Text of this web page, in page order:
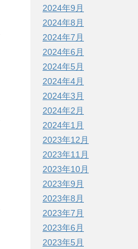
2024年9月
2024年8月
2024年7月
2024年6月
2024年5月
2024年4月
2024年3月
2024年2月
2024年1月
2023年12月
2023年11月
2023年10月
2023年9月
2023年8月
2023年7月
2023年6月
2023年5月